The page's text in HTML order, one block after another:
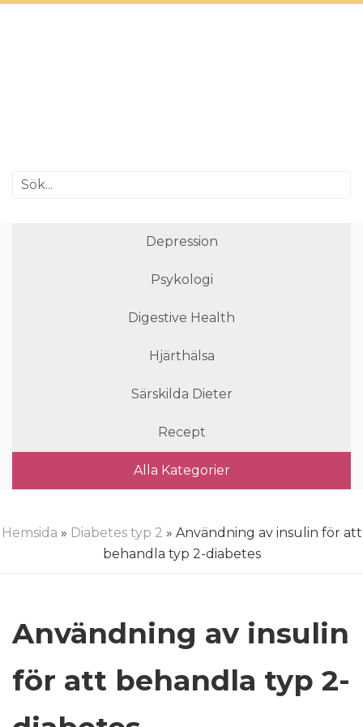
Depression
Psykologi
Digestive Health
Hjärthälsa
Särskilda Dieter
Recept
Alla Kategorier
Hemsida » Diabetes typ 2 » Användning av insulin för att
behandla typ 2-diabetes
Användning av insulin
för att behandla typ 2-